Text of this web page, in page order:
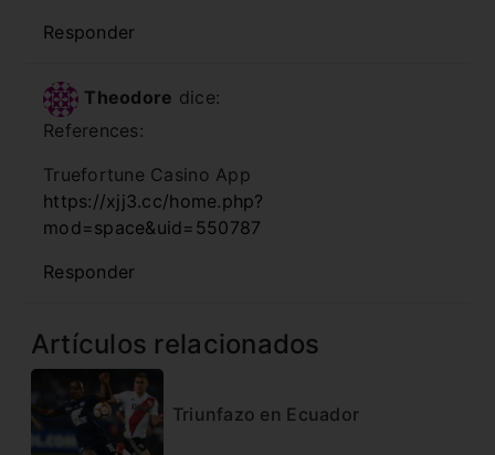
Responder
Theodore dice:
References:
Truefortune Casino App
https://xjj3.cc/home.php?
mod=space&uid=550787
Responder
Artículos relacionados
Triunfazo en Ecuador